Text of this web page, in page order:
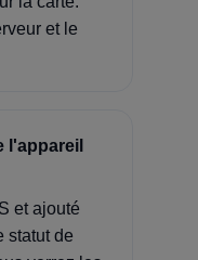
et le
l'appareil
et ajouté
statut de